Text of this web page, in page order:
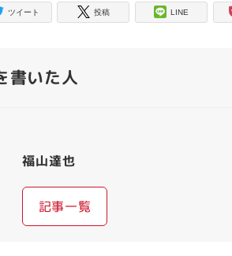
ツイート 投稿 LINE
書いた人
福山達也
記事一覧